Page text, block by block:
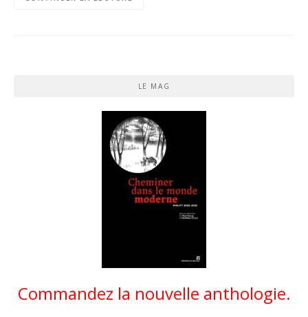
LE MAG
Commandez la nouvelle anthologie.